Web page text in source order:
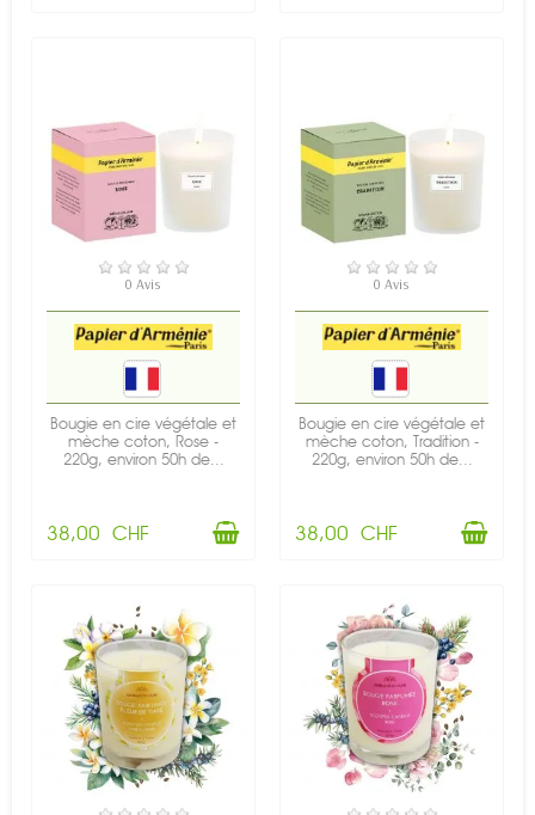
EN STOCK
0 Avis
Bougie en cire végétale et
mèche coton, Rose -
220g, environ 50h de...
38,00 CHF
EN STOCK
0 Avis
Bougie en cire végétale et
mèche coton, Tradition -
220g, environ 50h de...
38,00 CHF